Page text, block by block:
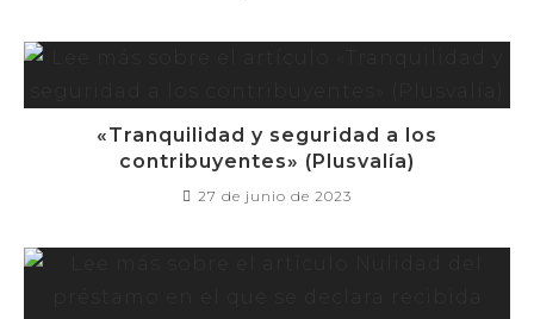
«Tranquilidad y seguridad a los
contribuyentes» (Plusvalía)
27 de junio de 2023